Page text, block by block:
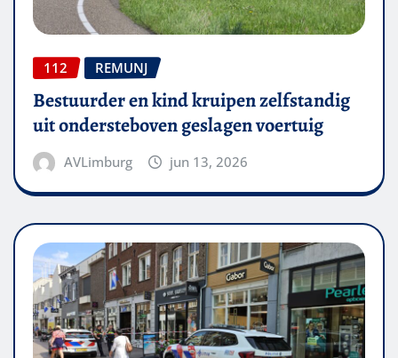
112 REMUNJ
Bestuurder en kind kruipen zelfstandig
uit ondersteboven geslagen voertuig
AVLimburg jun 13, 2026